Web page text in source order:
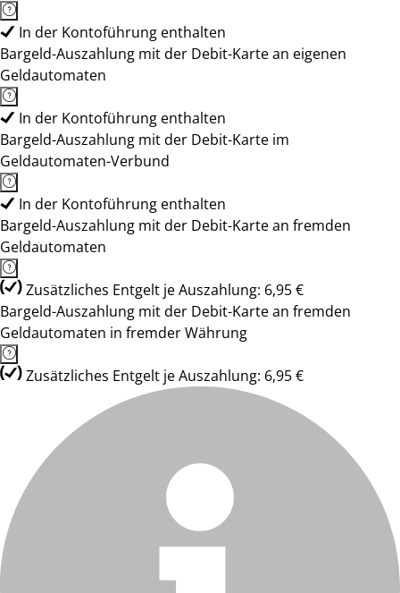
In der Kontoführung enthalten
Bargeld-Auszahlung mit der Debit-Karte an eigenen
Geldautomaten
In der Kontoführung enthalten
Bargeld-Auszahlung mit der Debit-Karte im
Geldautomaten-Verbund
In der Kontoführung enthalten
Bargeld-Auszahlung mit der Debit-Karte an fremden
Geldautomaten
Zusätzliches Entgelt je Auszahlung: 6,95 €
Bargeld-Auszahlung mit der Debit-Karte an fremden
Geldautomaten in fremder Währung
Zusätzliches Entgelt je Auszahlung: 6,95 €